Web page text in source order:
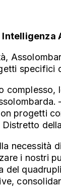
progetti
necessità
i nostri
del